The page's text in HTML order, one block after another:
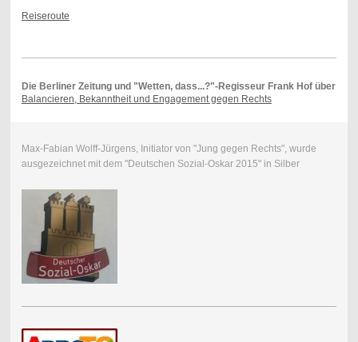
Reiseroute
Die Berliner Zeitung und "Wetten, dass...?"-Regisseur Frank Hof über
Balancieren, Bekanntheit und Engagement gegen Rechts
Max-Fabian Wolff-Jürgens, Initiator von "Jung gegen Rechts", wurde
ausgezeichnet mit dem "Deutschen Sozial-Oskar 2015" in Silber